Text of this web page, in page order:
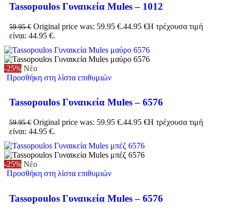
Tassopoulos Γυναικεία Mules – 1012
59.95€ Original price was: 59.95 €.44.95 €Η τρέχουσα τιμή
είναι: 44.95 €.
-25% Νέο
Προσθήκη στη λίστα επιθυμιών
Tassopoulos Γυναικεία Mules – 6576
59.95€ Original price was: 59.95 €.44.95 €Η τρέχουσα τιμή
είναι: 44.95 €.
-25% Νέο
Προσθήκη στη λίστα επιθυμιών
Tassopoulos Γυναικεία Mules – 6576